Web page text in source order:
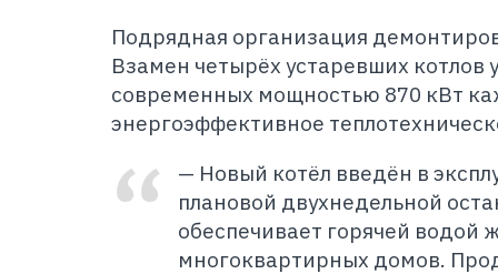
Подрядная организация
Взамен четырёх устаревших котлов
современных мощностью 870 кВт
энергоэффективное
— Новый котёл введён в
плановой двухнедельной
обеспечивает горячей водой
многоквартирных домов.